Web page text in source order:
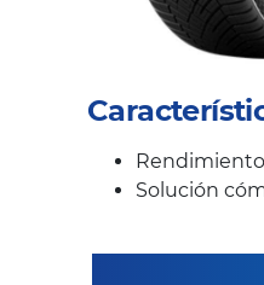
Solución